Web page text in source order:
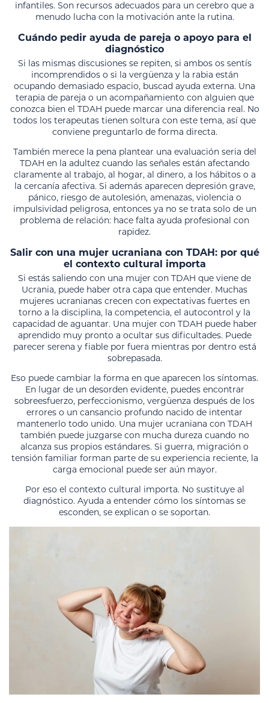
infantiles. Son recursos adecuados para un cerebro que a
menudo lucha con la motivación ante la rutina.
Cuándo pedir ayuda de pareja o apoyo para el
diagnóstico
Si las mismas discusiones se repiten, si ambos os sentís
incomprendidos o si la vergüenza y la rabia están
ocupando demasiado espacio, buscad ayuda externa. Una
terapia de pareja o un acompañamiento con alguien que
conozca bien el TDAH puede marcar una diferencia real. No
todos los terapeutas tienen soltura con este tema, así que
conviene preguntarlo de forma directa.
También merece la pena plantear una evaluación seria del
TDAH en la adultez cuando las señales están afectando
claramente al trabajo, al hogar, al dinero, a los hábitos o a
la cercanía afectiva. Si además aparecen depresión grave,
pánico, riesgo de autolesión, amenazas, violencia o
impulsividad peligrosa, entonces ya no se trata solo de un
problema de relación: hace falta ayuda profesional con
rapidez.
Salir con una mujer ucraniana con TDAH: por qué
el contexto cultural importa
Si estás saliendo con una mujer con TDAH que viene de
Ucrania, puede haber otra capa que entender. Muchas
mujeres ucranianas crecen con expectativas fuertes en
torno a la disciplina, la competencia, el autocontrol y la
capacidad de aguantar. Una mujer con TDAH puede haber
aprendido muy pronto a ocultar sus dificultades. Puede
parecer serena y fiable por fuera mientras por dentro está
sobrepasada.
Eso puede cambiar la forma en que aparecen los síntomas.
En lugar de un desorden evidente, puedes encontrar
sobreesfuerzo, perfeccionismo, vergüenza después de los
errores o un cansancio profundo nacido de intentar
mantenerlo todo unido. Una mujer ucraniana con TDAH
también puede juzgarse con mucha dureza cuando no
alcanza sus propios estándares. Si guerra, migración o
tensión familiar forman parte de su experiencia reciente, la
carga emocional puede ser aún mayor.
Por eso el contexto cultural importa. No sustituye al
diagnóstico. Ayuda a entender cómo los síntomas se
esconden, se explican o se soportan.